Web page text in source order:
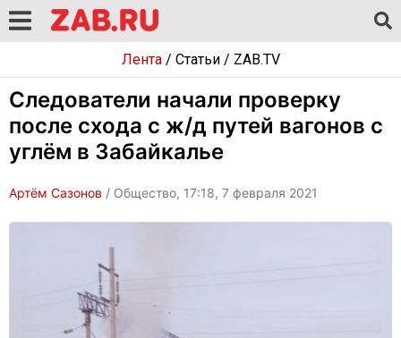
Лента/ Статьи/ ZAB.TV
Следователи начали проверку
после схода с ж/д путей вагонов с
углём в Забайкалье
Артём Сазонов / Общество, 17:18, 7 февраля 2021